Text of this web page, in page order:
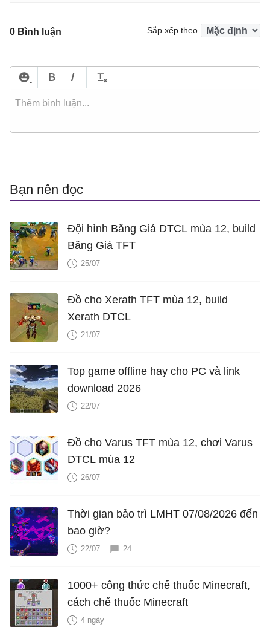
0 Bình luận Sắp xếp theo
Bạn nên đọc
Đội hình Băng Giá DTCL mùa 12, build
Băng Giá TFT
25/07
Đồ cho Xerath TFT mùa 12, build
Xerath DTCL
21/07
Top game offline hay cho PC và link
download 2026
22/07
Đồ cho Varus TFT mùa 12, chơi Varus
DTCL mùa 12
26/07
Thời gian bảo trì LMHT 07/08/2026 đến
bao giờ?
22/07 24
1000+ công thức chế thuốc Minecraft,
cách chế thuốc Minecraft
4 ngày